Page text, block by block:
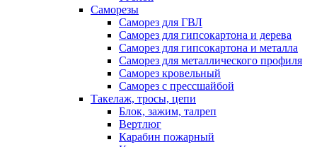
Саморезы
Саморез для ГВЛ
Саморез для гипсокартона и дерева
Саморез для гипсокартона и металла
Саморез для металлического профиля
Саморез кровельный
Саморез с прессшайбой
Такелаж, тросы, цепи
Блок, зажим, талреп
Вертлюг
Карабин пожарный